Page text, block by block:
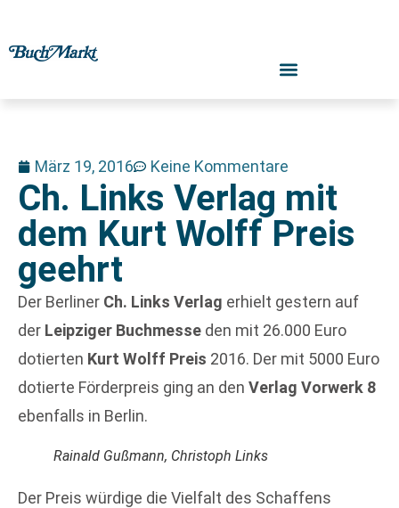
März 19, 2016 Keine Kommentare
Ch. Links Verlag mit
dem Kurt Wolff Preis
geehrt
Der Berliner Ch. Links Verlag erhielt gestern auf
der Leipziger Buchmesse den mit 26.000 Euro
dotierten Kurt Wolff Preis 2016. Der mit 5000 Euro
dotierte Förderpreis ging an den Verlag Vorwerk 8
ebenfalls in Berlin.
Rainald Gußmann, Christoph Links
Der Preis würdige die Vielfalt des Schaffens